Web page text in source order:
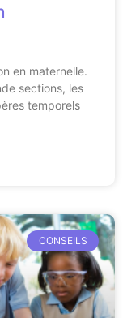
en maternelle.
sections, les
temporels
CONSEILS